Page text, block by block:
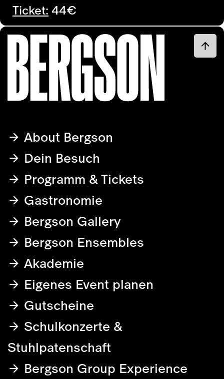
Ticket:44€
About Bergson
Dein Besuch
Programm & Tickets
Gastronomie
Bergson Gallery
Bergson Ensembles
Akademie
Eigenes Event planen
Gutscheine
Schulkonzerte &
Stuhlpatenschaft
Bergson Group Experience